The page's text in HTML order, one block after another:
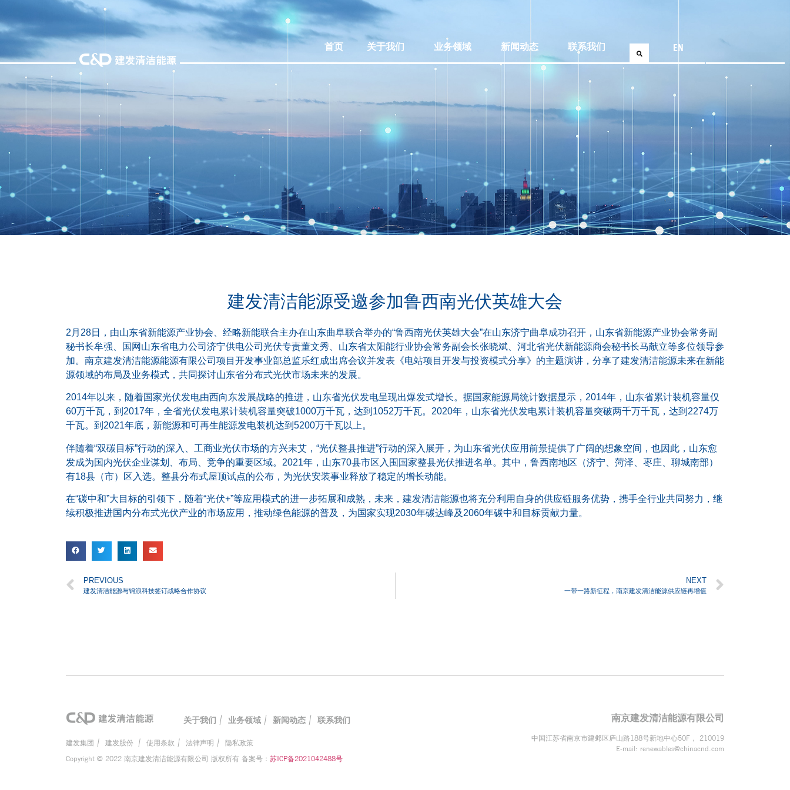
首页 关于我们 业务领域 新闻动态 联系我们 EN
建发清洁能源受邀参加鲁西南光伏英雄大会
2月28日，由山东省新能源产业协会、经略新能联合主办在山东曲阜联合举办的“鲁西南光伏英雄大会”在山东济宁曲阜成功召开，山东省新能源产业协会常务副
秘书长牟强、国网山东省电力公司济宁供电公司光伏专责董文秀、山东省太阳能行业协会常务副会长张晓斌、河北省光伏新能源商会秘书长马献立等多位领导参
加。南京建发清洁能源能源有限公司项目开发事业部总监乐红成出席会议并发表《电站项目开发与投资模式分享》的主题演讲，分享了建发清洁能源未来在新能
源领域的布局及业务模式，共同探讨山东省分布式光伏市场未来的发展。
2014年以来，随着国家光伏发电由西向东发展战略的推进，山东省光伏发电呈现出爆发式增长。据国家能源局统计数据显示，2014年，山东省累计装机容量仅
60万千瓦，到2017年，全省光伏发电累计装机容量突破1000万千瓦，达到1052万千瓦。2020年，山东省光伏发电累计装机容量突破两千万千瓦，达到2274万
千瓦。到2021年底，新能源和可再生能源发电装机达到5200万千瓦以上。
伴随着“双碳目标”行动的深入、工商业光伏市场的方兴未艾，“光伏整县推进”行动的深入展开，为山东省光伏应用前景提供了广阔的想象空间，也因此，山东愈
发成为国内光伏企业谋划、布局、竞争的重要区域。2021年，山东70县市区入围国家整县光伏推进名单。其中，鲁西南地区（济宁、菏泽、枣庄、聊城南部）
有18县（市）区入选。整县分布式屋顶试点的公布，为光伏安装事业释放了稳定的增长动能。
在“碳中和”大目标的引领下，随着“光伏+”等应用模式的进一步拓展和成熟，未来，建发清洁能源也将充分利用自身的供应链服务优势，携手全行业共同努力，继
续积极推进国内分布式光伏产业的市场应用，推动绿色能源的普及，为国家实现2030年碳达峰及2060年碳中和目标贡献力量。
PREVIOUS
建发清洁能源与锦浪科技签订战略合作协议
NEXT
一带一路新征程，南京建发清洁能源供应链再增值
关于我们 | 业务领域 | 新闻动态 | 联系我们
建发集团 | 建发股份 | 使用条款 | 法律声明 |
隐私政策
Copyright © 2022 南京建发清洁能源有限公司 版权所有 备案号： 苏ICP备2021042488号
南京建发清洁能源有限公司
中国江苏省南京市建邺区庐山路188号新地中心50F， 210019
E-mail: renewables@chinacnd.com